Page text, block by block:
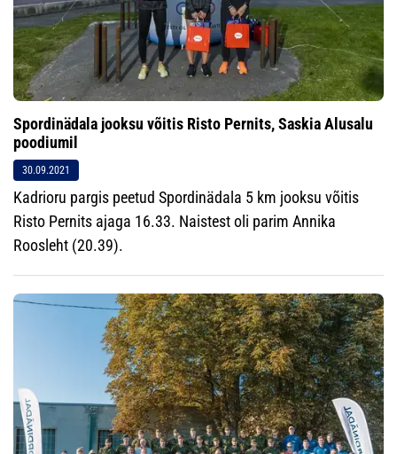
Spordinädala jooksu võitis Risto Pernits, Saskia Alusalu
poodiumil
30.09.2021
Kadrioru pargis peetud Spordinädala 5 km jooksu võitis
Risto Pernits ajaga 16.33. Naistest oli parim Annika
Roosleht (20.39).